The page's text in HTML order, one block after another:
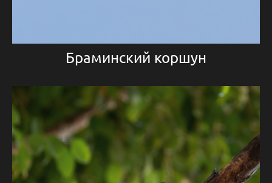
Браминский коршун